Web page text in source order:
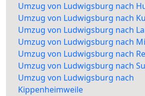
Umzug von Ludwigsburg nach
Umzug von Ludwigsburg nach
Umzug von Ludwigsburg nach
Umzug von Ludwigsburg nach
Umzug von Ludwigsburg nach
Umzug von Ludwigsburg nach
Umzug von Ludwigsburg nach
Kippenheimweile